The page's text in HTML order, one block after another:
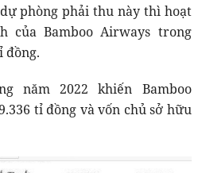
phòng phải thu này thì hoạt
của Bamboo Airways trong
đồng.
năm 2022 khiến Bamboo
tỉ đồng và vốn chủ sở hữu